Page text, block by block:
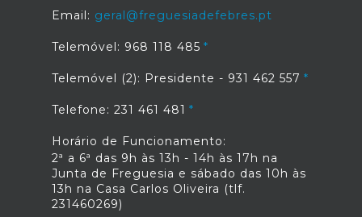
Email: geral@freguesiadefebres.pt
Telemóvel: 968 118 485
Telemóvel (2): Presidente - 931 462 557
Telefone: 231 461 481
Horário de Funcionamento:
2ª a 6ª das 9h às 13h - 14h às 17h na
Junta de Freguesia e sábado das 10h às
13h na Casa Carlos Oliveira (tlf.
231460269)